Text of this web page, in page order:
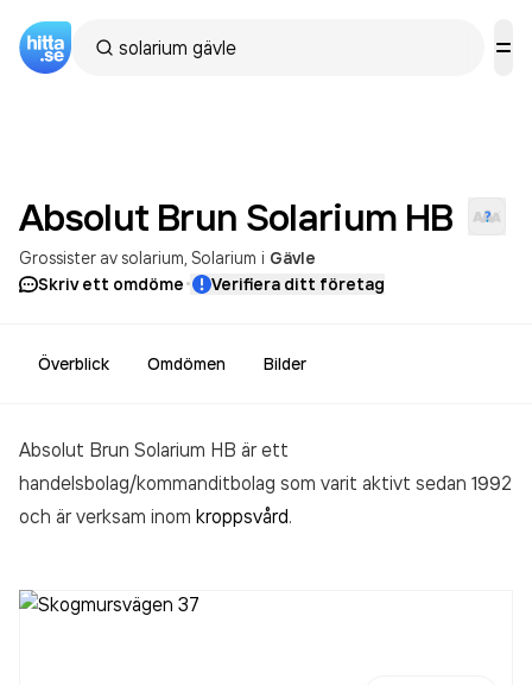
Absolut Brun Solarium HB
Grossister av solarium Solarium i Gävle
Skriv ett omdöme· Verifiera ditt företag
Överblick Omdömen Bilder
Absolut Brun Solarium HB är ett
handelsbolag/kommanditbolag som varit aktivt sedan 1992
och är verksam inom kroppsvård.